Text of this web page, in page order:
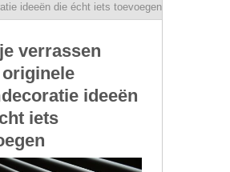
ideeën die écht iets toevoegen
verrassen
ideeën
iets